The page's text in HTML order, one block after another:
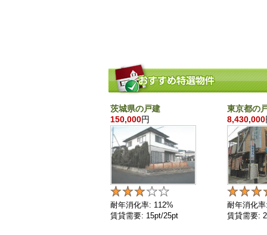
茨城県の戸建
150,000円
耐年消化率: 112%
賃貸需要: 15pt/25pt
東京都の
8,430,000
耐年消化
賃貸需要: